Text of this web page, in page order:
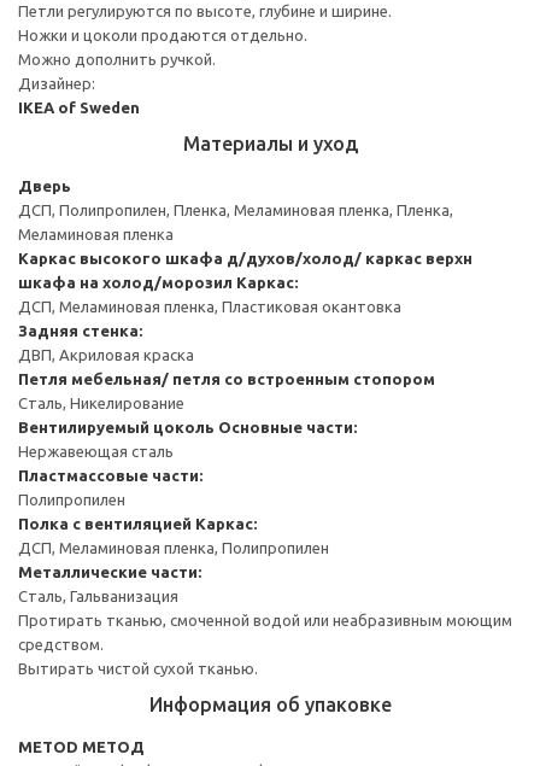
Петли регулируются по высоте, глубине и ширине.
Ножки и цоколи продаются отдельно.
Можно дополнить ручкой.
Дизайнер:
IKEA of Sweden
Материалы и уход
Дверь
ДСП, Полипропилен, Пленка, Меламиновая пленка, Пленка,
Меламиновая пленка
Каркас высокого шкафа д/духов/холод/ каркас верхн
шкафа на холод/морозил Каркас:
ДСП, Меламиновая пленка, Пластиковая окантовка
Задняя стенка:
ДВП, Акриловая краска
Петля мебельная/ петля со встроенным стопором
Сталь, Никелирование
Вентилируемый цоколь Основные части:
Нержавеющая сталь
Пластмассовые части:
Полипропилен
Полка с вентиляцией Каркас:
ДСП, Меламиновая пленка, Полипропилен
Металлические части:
Сталь, Гальванизация
Протирать тканью, смоченной водой или неабразивным моющим
средством.
Вытирать чистой сухой тканью.
Информация об упаковке
METOD МЕТОД